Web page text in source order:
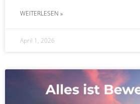
WEITERLESEN »
April 1, 2026